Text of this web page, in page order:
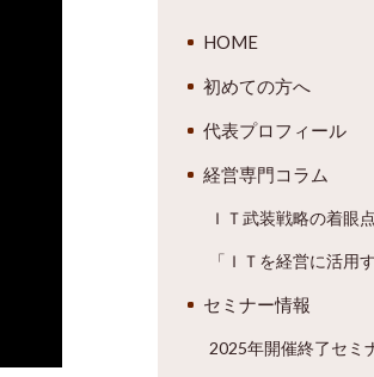
HOME
初めての方へ
代表プロフィール
経営専門コラム
ＩＴ武装戦略の着眼点
「ＩＴを経営に活用
セミナー情報
2025年開催終了セミ